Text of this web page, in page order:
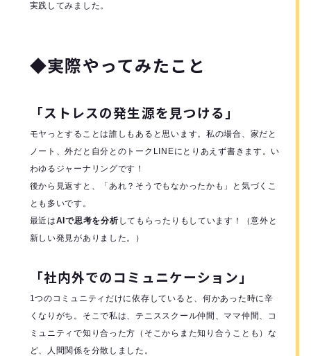
実践してみました。
◆実際やってみたこと
「ストレスの発生源を見つける」
モヤっとすることは誰しもあると思います。私の場合、家だと
ノート、外だと自分とのトークLINEにとりあえず書きます。い
わゆるジャーナリングです！
後から見返すと、「あれ？そうでもなかったかも」と気づくこ
とも多いです。
最近はAIで思考を分析 してもらったりもしています！（意外と
新しい発見がありました。）
「社内外でのコミュニケーション」
1つのコミュニティだけに依存していると、何かあった時に辛
くなりがち。そこで私は、テニススクール仲間、ママ仲間、コ
ミュニティで知り合った方（そこからまた知り合うことも）な
ど、人間関係を分散しました。